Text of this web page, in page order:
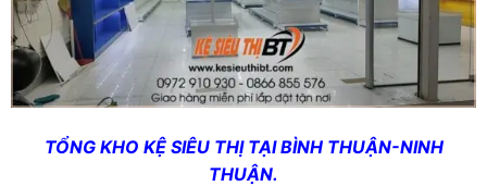
TỔNG KHO KỆ SIÊU THỊ TẠIBÌNH THUẬN-NINH
THUẬN.